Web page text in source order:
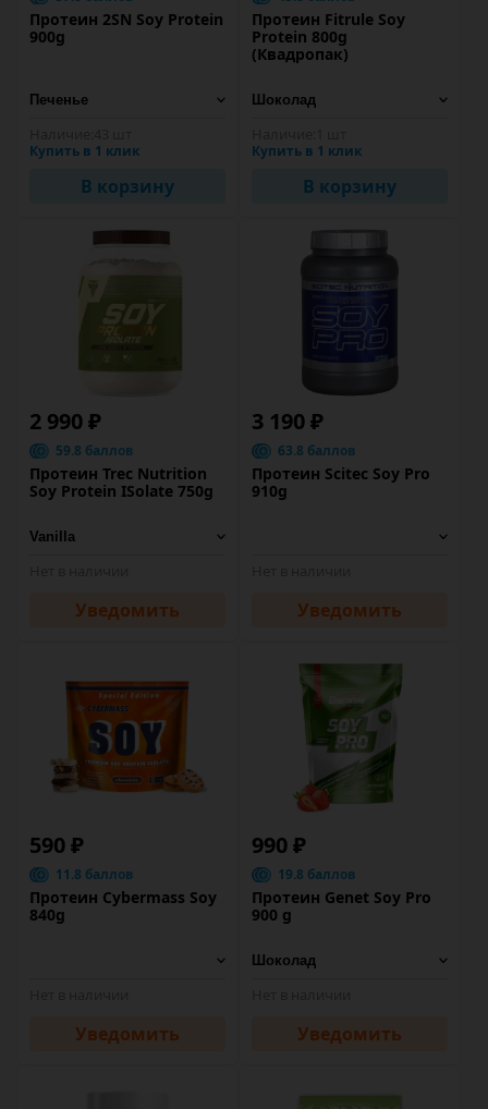
Протеин 2SN Soy Protein
900g
Купить в 1 клик
В корзину
Протеин Fitrule Soy
Protein 800g
(Квадропак)
Купить в 1 клик
В корзину
2 990 ₽
59.8 баллов
Протеин Trec Nutrition
Soy Protein ISolate 750g
Уведомить
3 190 ₽
63.8 баллов
Протеин Scitec Soy Pro
910g
Уведомить
590 ₽
11.8 баллов
Протеин Cybermass Soy
840g
Уведомить
990 ₽
19.8 баллов
Протеин Genet Soy Pro
900 g
Уведомить